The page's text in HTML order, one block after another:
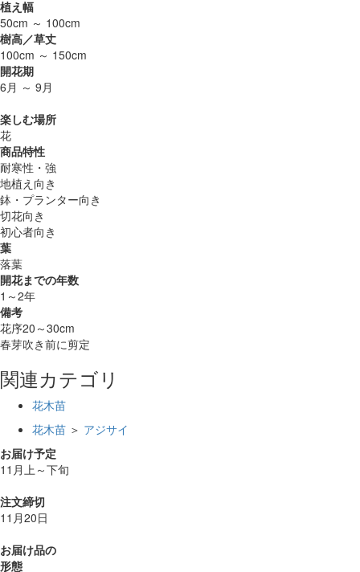
植え幅
50cm ～ 100cm
樹高／草丈
100cm ～ 150cm
開花期
6月 ～ 9月
楽しむ場所
花
商品特性
耐寒性・強
地植え向き
鉢・プランター向き
切花向き
初心者向き
葉
落葉
開花までの年数
1～2年
備考
花序20～30cm
春芽吹き前に剪定
関連カテゴリ
花木苗
花木苗 ＞ アジサイ
お届け予定
11月上～下旬
注文締切
11月20日
お届け品の
形態